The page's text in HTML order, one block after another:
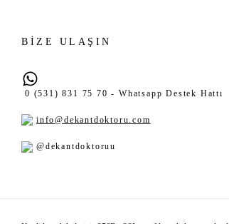
BİZE ULAŞIN
0 (531) 831 75 70 - Whatsapp Destek Hattı
info@dekantdoktoru.com
@dekantdoktoruu